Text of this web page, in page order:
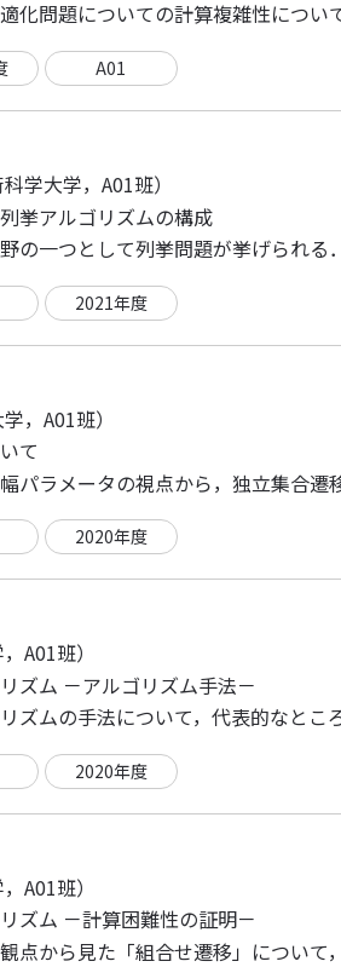
A01
学大学，A01班）
挙アルゴリズムの構成
2021年度
，A01班）
て
2020年度
A01班）
ズム －アルゴリズム手法－
2020年度
A01班）
ズム －計算困難性の証明－